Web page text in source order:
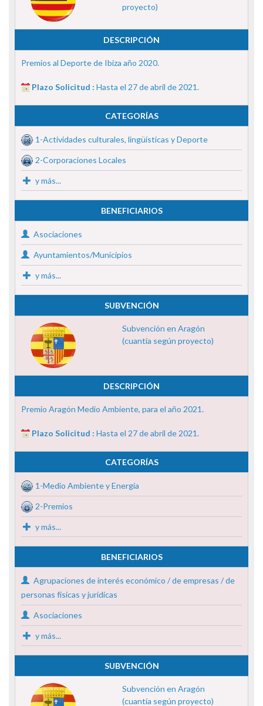
proyecto)
DESCRIPCIÓN
Premios al Deporte de Ibiza año 2020.
Plazo Solicitud : Hasta el 27 de abril de 2021.
CATEGORÍAS
1-Actividades culturales, lingüísticas y Deporte
2-Corporaciones Locales
y más...
BENEFICIARIOS
Asociaciones
Ayuntamientos/Municipios
y más...
SUBVENCIÓN
Subvención en Aragón
(cuantía según proyecto)
DESCRIPCIÓN
Premio Aragón Medio Ambiente, para el año 2021.
Plazo Solicitud : Hasta el 27 de abril de 2021.
CATEGORÍAS
1-Medio Ambiente y Energía
2-Premios
y más...
BENEFICIARIOS
Agrupaciones de interés económico / de empresas / de
personas físicas y jurídicas
Asociaciones
y más...
SUBVENCIÓN
Subvención en Aragón
(cuantía según proyecto)